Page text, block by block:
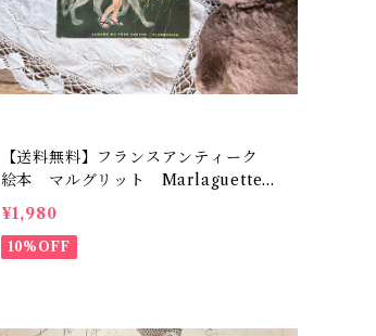
【送料無料】フランスアンティーク
絵本 マルグリット Marlaguette
フランス語 フランス児童本 フラ
ンスインテリア オブジェ【1008】
【フランスバイヤーセレクト品】
¥1,980
10%OFF